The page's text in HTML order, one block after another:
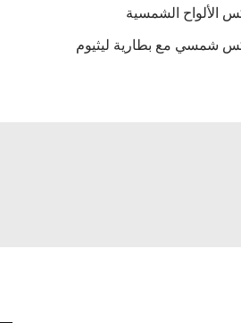
الألواح الشمسية
شمسي مع بطارية ليثيوم